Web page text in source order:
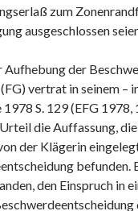
zum
ausgeschlossen
der
vertrat in seinem –
S. 129 (EFG 1978,
die Auffassung,
der Klägerin
befunden.
den Einspruch in